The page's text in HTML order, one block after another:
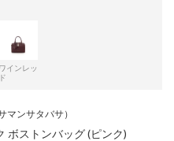
ワインレッ
ド
サマンサタバサ）
ボストンバッグ (ピンク)